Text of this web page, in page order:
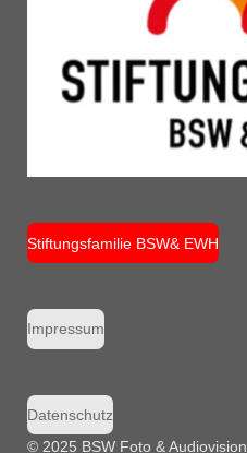
Stiftungsfamilie BSW& EWH
Impressum
Datenschutz
© 2025 BSW Foto & Audiovision